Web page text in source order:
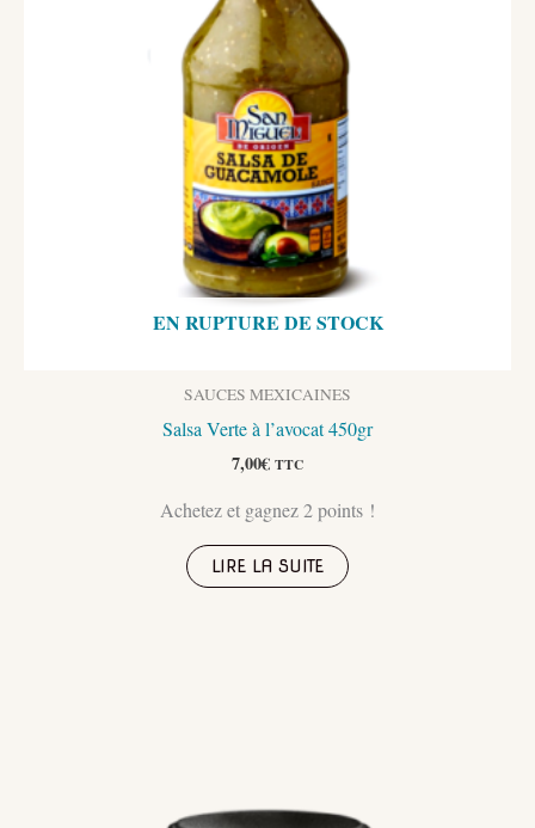
EN RUPTURE DE STOCK
SAUCES MEXICAINES
Salsa Verte à l’avocat 450gr
7,00€ TTC
Achetez et gagnez 2 points !
LIRE LA SUITE